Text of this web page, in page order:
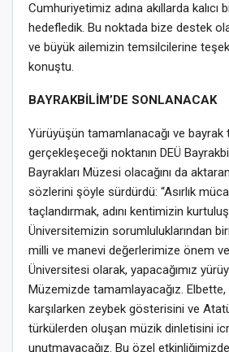
Cumhuriyetimiz adına akıllarda kalıcı
hedefledik. Bu noktada bize destek
ve büyük ailemizin temsilcilerine
konuştu.
BAYRAKBİLİM’DE SONLANACAK
Yürüyüşün tamamlanacağı ve bayrak
gerçekleşeceği noktanın DEÜ
Bayrakları Müzesi olacağını da
sözlerini şöyle sürdürdü: “Asırlık
taçlandırmak, adını kentimizin
Üniversitemizin sorumluluklarından
milli ve manevi değerlerimize önem
Üniversitesi olarak, yapacağımız
Müzemizde tamamlayacağız.
karşılarken zeybek gösterisini ve
türkülerden oluşan müzik dinletisini
unutmayacağız. Bu özel etkinliğimizde